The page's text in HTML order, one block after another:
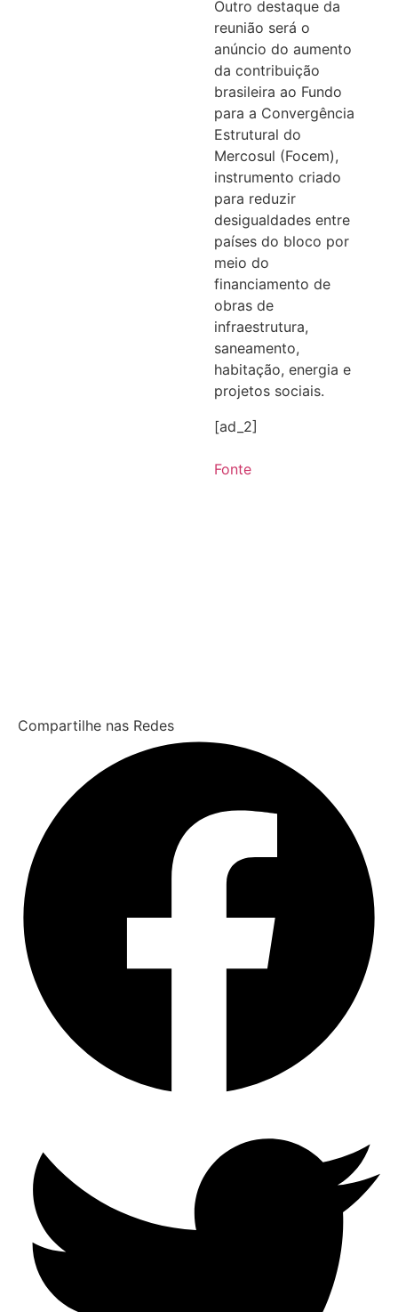
Outro destaque da
reunião será o
anúncio do aumento
da contribuição
brasileira ao Fundo
para a Convergência
Estrutural do
Mercosul (Focem),
instrumento criado
para reduzir
desigualdades entre
países do bloco por
meio do
financiamento de
obras de
infraestrutura,
saneamento,
habitação, energia e
projetos sociais.
[ad_2]
Fonte
Compartilhe nas Redes